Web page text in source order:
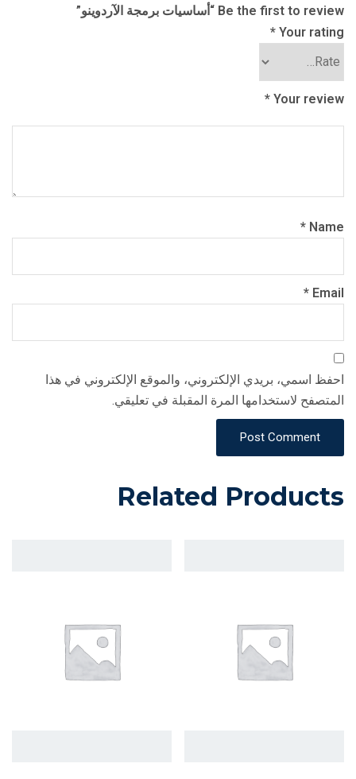
Be the first to review “أساسيات برمجة الآردوينو”
Your rating
*
Your review
*
Name
*
Email
*
احفظ اسمي، بريدي الإلكتروني، والموقع الإلكتروني في هذا
المتصفح لاستخدامها المرة المقبلة في تعليقي.
Post Comment
Related Products